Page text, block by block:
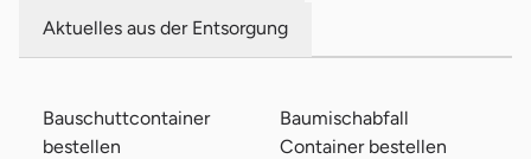
Aktuelles aus der Entsorgung
Bauschuttcontainer
bestellen
Baumischabfall
Container bestellen